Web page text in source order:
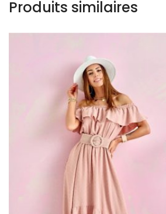
Produits similaires